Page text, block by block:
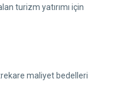
turizm yatırımı için
maliyet bedelleri